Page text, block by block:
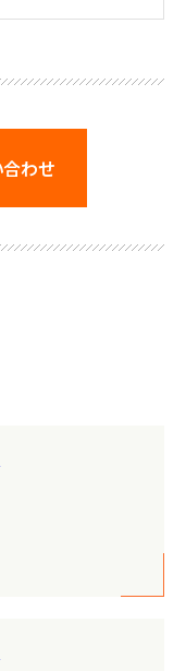
わせ